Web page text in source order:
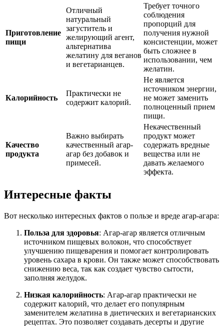
Приготовление
пищи
Отличный
натуральный
загуститель и
желирующий агент,
альтернатива
желатину для веганов
и вегетарианцев.
Требует точного
соблюдения
пропорций для
получения нужной
консистенции, может
быть сложнее в
использовании, чем
желатин.
Калорийность
Практически не
содержит калорий.
Не является
источником энергии,
не может заменить
полноценный прием
пищи.
Качество
продукта
Важно выбирать
качественный агар-
агар без добавок и
примесей.
Некачественный
продукт может
содержать вредные
вещества или не
давать желаемого
эффекта.
Интересные факты
Вот несколько интересных фактов о пользе и вреде агар-агара:
Польза для здоровья: Агар-агар является отличным
источником пищевых волокон, что способствует
улучшению пищеварения и помогает контролировать
уровень сахара в крови. Он также может способствовать
снижению веса, так как создает чувство сытости,
заполняя желудок.
Низкая калорийность: Агар-агар практически не
содержит калорий, что делает его популярным
заменителем желатина в диетических и вегетарианских
рецептах. Это позволяет создавать десерты и другие